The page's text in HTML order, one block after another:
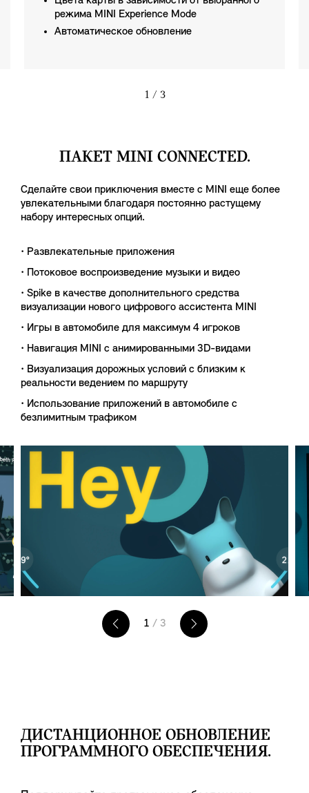
режима MINI Experience Mode
Автоматическое обновление
1 / 3
ПАКЕТ MINI CONNECTED.
Сделайте свои приключения вместе с MINI еще более
увлекательными благодаря постоянно растущему
набору интересных опций.
• Развлекательные приложения
• Потоковое воспроизведение музыки и видео
• Spike в качестве дополнительного средства
визуализации нового цифрового ассистента MINI
• Игры в автомобиле для максимум 4 игроков
• Навигация MINI с анимированными 3D-видами
• Визуализация дорожных условий с близким к
реальности ведением по маршруту
• Использование приложений в автомобиле с
безлимитным трафиком
1 / 3
ДИСТАНЦИОННОЕ ОБНОВЛЕНИЕ
ПРОГРАММНОГО ОБЕСПЕЧЕНИЯ.